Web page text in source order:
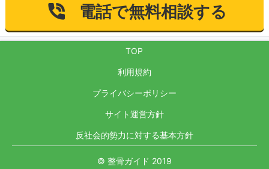
電話で無料相談する
TOP
利用規約
プライバシーポリシー
サイト運営方針
反社会的勢力に対する基本方針
© 整骨ガイド 2019